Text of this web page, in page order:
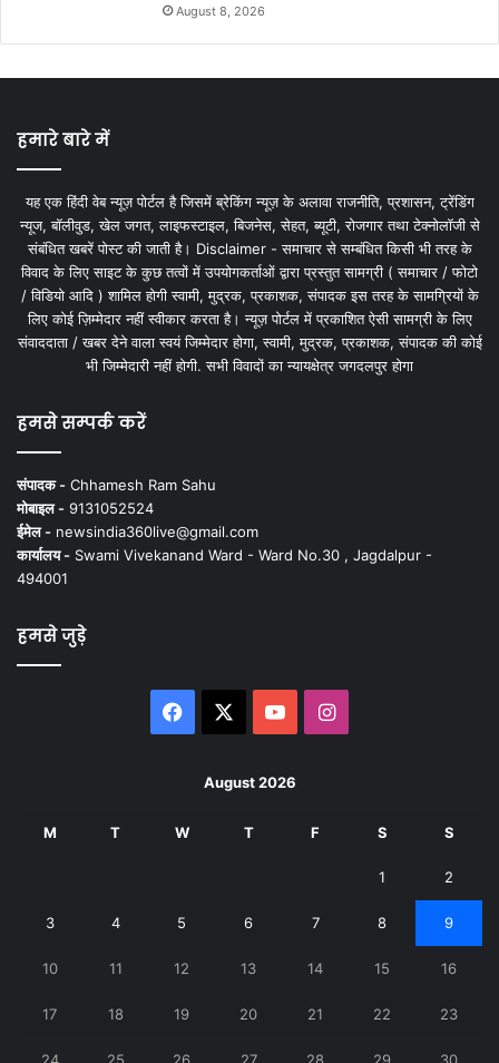
August 8, 2026
हमारे बारे में
यह एक हिंदी वेब न्यूज़ पोर्टल है जिसमें ब्रेकिंग न्यूज़ के अलावा राजनीति, प्रशासन, ट्रेंडिंग
न्यूज, बॉलीवुड, खेल जगत, लाइफस्टाइल, बिजनेस, सेहत, ब्यूटी, रोजगार तथा टेक्नोलॉजी से
संबंधित खबरें पोस्ट की जाती है। Disclaimer - समाचार से सम्बंधित किसी भी तरह के
विवाद के लिए साइट के कुछ तत्वों में उपयोगकर्ताओं द्वारा प्रस्तुत सामग्री ( समाचार / फोटो
/ विडियो आदि ) शामिल होगी स्वामी, मुद्रक, प्रकाशक, संपादक इस तरह के सामग्रियों के
लिए कोई ज़िम्मेदार नहीं स्वीकार करता है। न्यूज़ पोर्टल में प्रकाशित ऐसी सामग्री के लिए
संवाददाता / खबर देने वाला स्वयं जिम्मेदार होगा, स्वामी, मुद्रक, प्रकाशक, संपादक की कोई
भी जिम्मेदारी नहीं होगी. सभी विवादों का न्यायक्षेत्र जगदलपुर होगा
हमसे सम्पर्क करें
संपादक - Chhamesh Ram Sahu
मोबाइल - 9131052524
ईमेल - newsindia360live@gmail.com
कार्यालय - Swami Vivekanand Ward - Ward No.30 , Jagdalpur -
494001
हमसे जुड़े
Facebook YouTubeInstagram
August 2026
M T W T F S S
1 2
3 4 5 6 7 8 9
10 11 12 13 14 15 16
17 18 19 20 21 22 23